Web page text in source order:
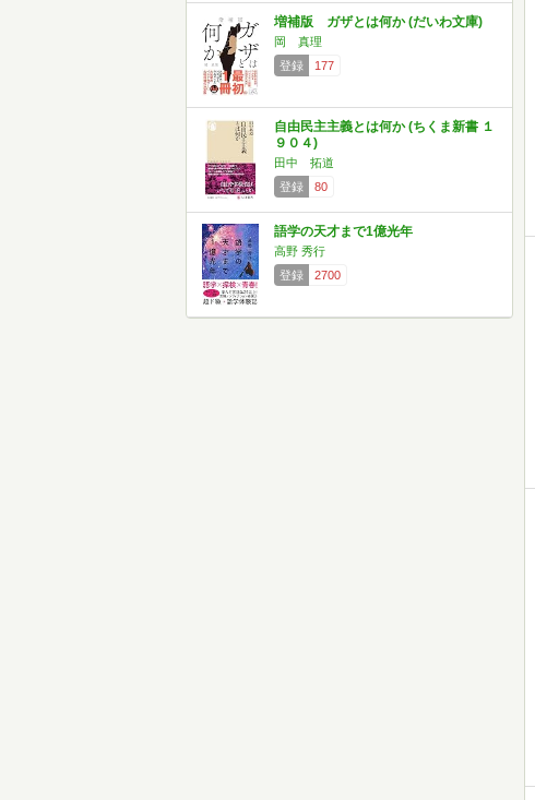
増補版 ガザとは何か (だいわ文庫)
岡 真理
登録
177
自由民主主義とは何か (ちくま新書 １
９０４)
田中 拓道
登録
80
語学の天才まで1億光年
高野 秀行
登録
2700